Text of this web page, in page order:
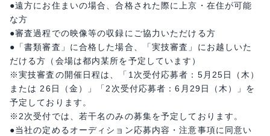
●遠方にお住まいの場合、合格された際に上京・在住が可能
な方
●審査過程での映像等の収録にご協力いただける方
●「書類審査」に合格した場合、「実技審査」にお越しいた
だける方（会場は都内某所を予定しています）
※実技審査の開催日程は、「1次受付応募者：5月25日（木）
または 26日（金）」「2次受付応募者：6月29日（木）」を
予定しております。
※2次受付では、若干名のみの募集を予定しております。
●当社の定めるオーディション応募内容・注意事項に同意い